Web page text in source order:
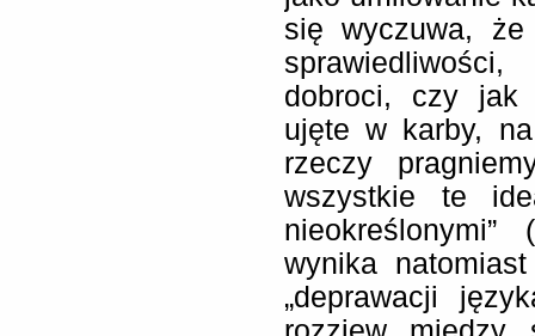
się wyczuwa, że
dobroci, czy jak
ujęte w karby,
rzeczy
wszystkie te
wynika
„deprawacji